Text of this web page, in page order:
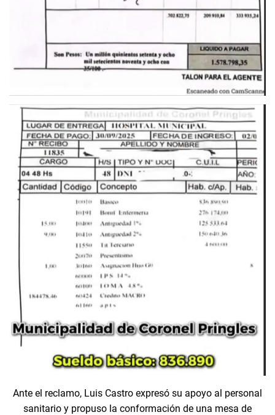
Ante el reclamo, Luis Castro expresó su apoyo al personal
sanitario y propuso la conformación de una mesa de